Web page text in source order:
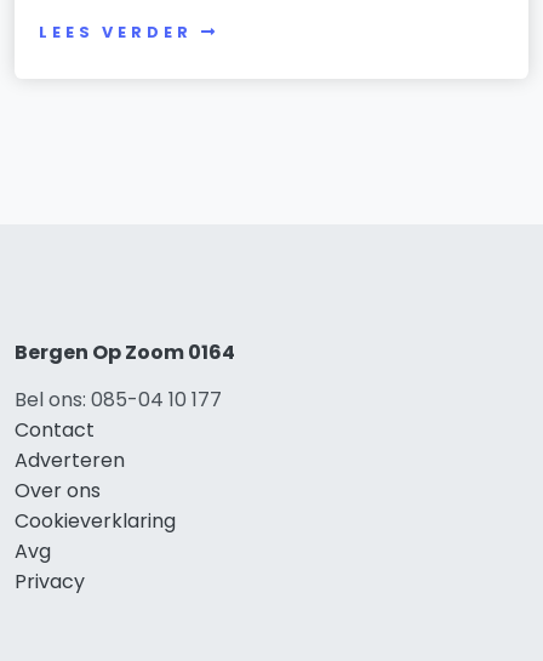
LEES VERDER
Bergen Op Zoom 0164
Bel ons: 085-04 10 177
Contact
Adverteren
Over ons
Cookieverklaring
Avg
Privacy